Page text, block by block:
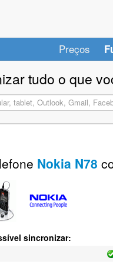
Preços
tudo o que
Nokia N78
sincronizar: